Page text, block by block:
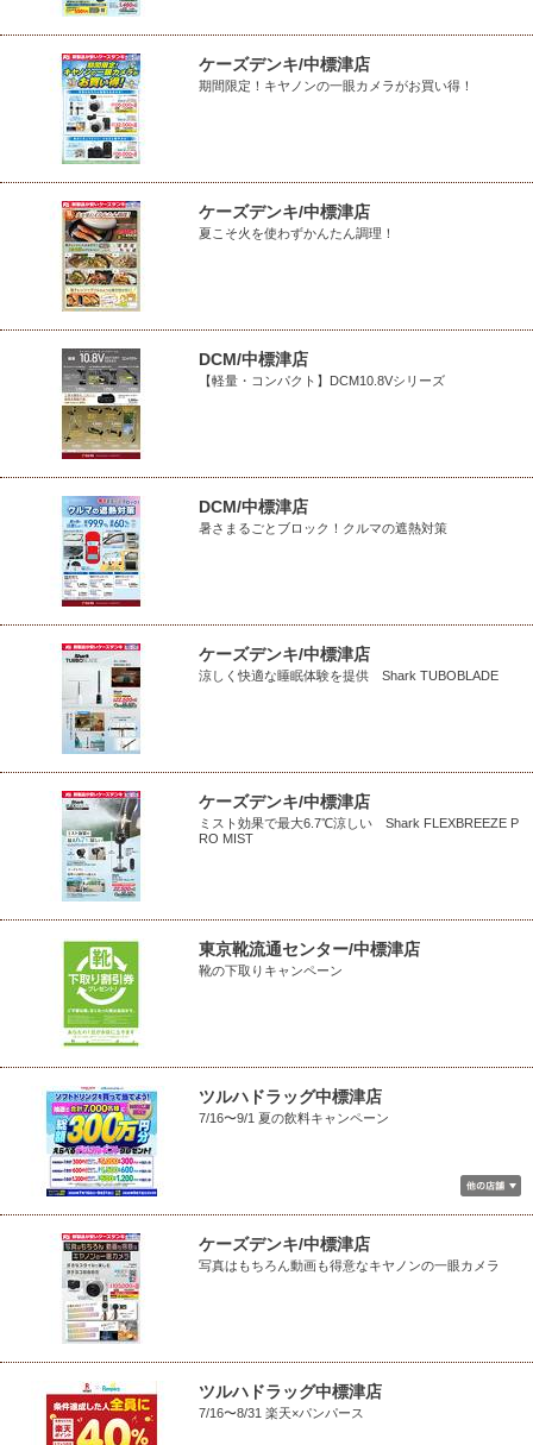
ケーズデンキ/中標津店
期間限定！キヤノンの一眼カメラがお買い得！
ケーズデンキ/中標津店
夏こそ火を使わずかんたん調理！
DCM/中標津店
【軽量・コンパクト】DCM10.8Vシリーズ
DCM/中標津店
暑さまるごとブロック！クルマの遮熱対策
ケーズデンキ/中標津店
涼しく快適な睡眠体験を提供 Shark TUBOBLADE
ケーズデンキ/中標津店
ミスト効果で最大6.7℃涼しい Shark FLEXBREEZE P
RO MIST
東京靴流通センター/中標津店
靴の下取りキャンペーン
ツルハドラッグ中標津店
7/16〜9/1 夏の飲料キャンペーン
ケーズデンキ/中標津店
写真はもちろん動画も得意なキヤノンの一眼カメラ
ツルハドラッグ中標津店
7/16〜8/31 楽天×パンパース